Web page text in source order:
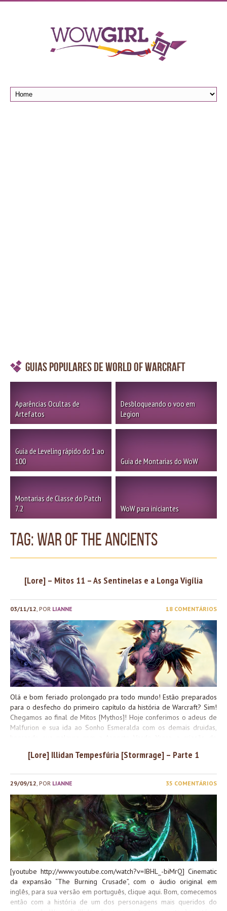
Guias Populares de World of Warcraft
Aparências Ocultas de
Artefatos
Desbloqueando o voo em
Legion
Guia de Leveling rápido do 1 ao
100
Guia de Montarias do WoW
Montarias de Classe do Patch
7.2
WoW para iniciantes
TAG: war of the ancients
[Lore] – Mitos 11 – As Sentinelas e a Longa Vigília
03/11/12, POR LIANNE 18 COMENTÁRIOS
Olá e bom feriado prolongado pra todo mundo! Estão preparados
para o desfecho do primeiro capítulo da história de Warcraft? Sim!
Chegamos ao final de Mitos [Mythos]! Hoje conferimos o adeus de
Malfurion e sua ida ao Sonho Esmeralda com os demais druidas,
Tyrande de ter uma segunda invasão demoníaca à suas terras! Pra
história, seguem os links das partes anteriores para maior
entendimento não só do texto, mas de seus elementos: Também é
legal dar uma lida nas biografias para maior entendimento do que
se passou até aqui: O seguinte texto é uma tradução livre do
texto original, sua tradução oficial pode ser encontrada em Cabo
do Espinhaço, Feralas e Selva do Espinhaço e ele faz parte da...
[Lore] Illidan Tempesfúria [Stormrage] – Parte 1
29/09/12 , POR LIANNE 35 COMENTÁRIOS
[youtube http://www.youtube.com/watch?v=IBHL_-biMrQ] Cinematic
da expansão “The Burning Crusade”, com o áudio original em
inglês, para sua versão em português, clique aqui. Bom, comecemos
então com a história de um dos personagens mais queridos do